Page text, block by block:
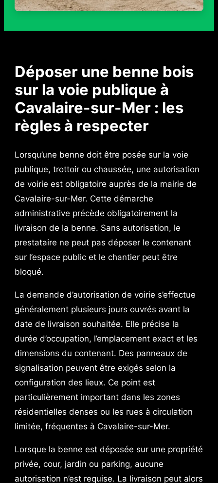
Déposer une benne bois
sur la voie publique à
Cavalaire-sur-Mer : les
règles à respecter
Lorsqu’une benne doit être posée sur la voie
publique, trottoir ou chaussée, une autorisation
de voirie est obligatoire auprès de la mairie de
Cavalaire-sur-Mer. Cette démarche
administrative précède obligatoirement la
livraison de la benne. Sans autorisation, le
prestataire ne peut pas déposer le contenant
sur l’espace public et le chantier peut être
bloqué.
La demande d’autorisation de voirie s’effectue
généralement plusieurs jours ouvrés avant la
date de livraison souhaitée. Elle précise la
durée d’occupation, l’emplacement exact et les
dimensions du contenant. Des panneaux de
signalisation peuvent être exigés selon la
configuration des lieux. Ce point est
particulièrement important dans les zones
résidentielles denses ou les rues à circulation
limitée, fréquentes à Cavalaire-sur-Mer.
Lorsque la benne est déposée sur une propriété
privée, cour, jardin ou parking, aucune
autorisation n’est requise. La livraison peut alors